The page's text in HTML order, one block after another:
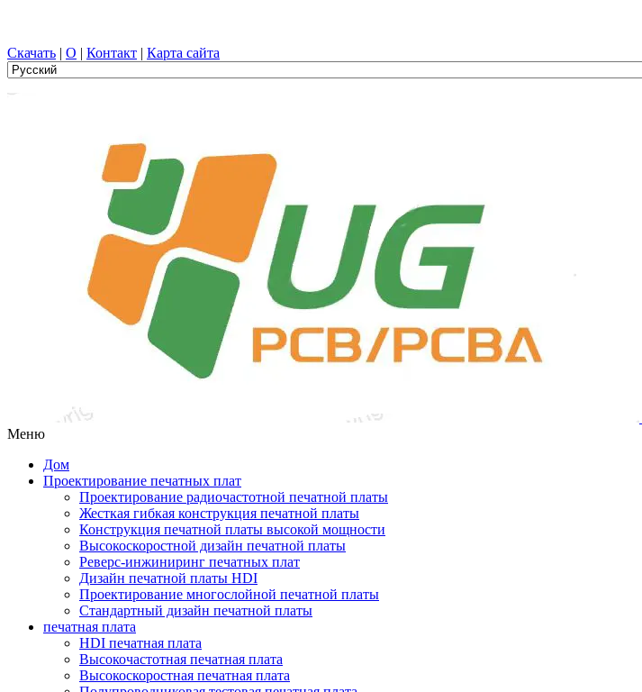
Скачать | О | Контакт | Карта сайта
Меню
Дом
Проектирование печатных плат
Проектирование радиочастотной печатной платы
Жесткая гибкая конструкция печатной платы
Конструкция печатной платы высокой мощности
Высокоскоростной дизайн печатной платы
Реверс-инжиниринг печатных плат
Дизайн печатной платы HDI
Проектирование многослойной печатной платы
Стандартный дизайн печатной платы
печатная плата
HDI печатная плата
Высокочастотная печатная плата
Высокоскоростная печатная плата